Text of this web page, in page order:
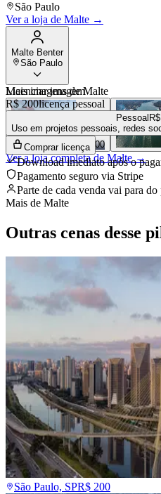
São Paulo
Ver a loja de Malte →
Malte Benter
São Paulo
Mais imagens deMalte
R$ 200
Ver a loja completa de Malte→
Licenciar imagem
R$ 200licença pessoal
Pessoal
Uso em projetos pessoais, redes
Comprar licença
Download imediato após o
Pagamento seguro via Stripe
Parte de cada venda vai para do
Mais de Malte
Outras cenas desse
São Paulo, SPR$ 200